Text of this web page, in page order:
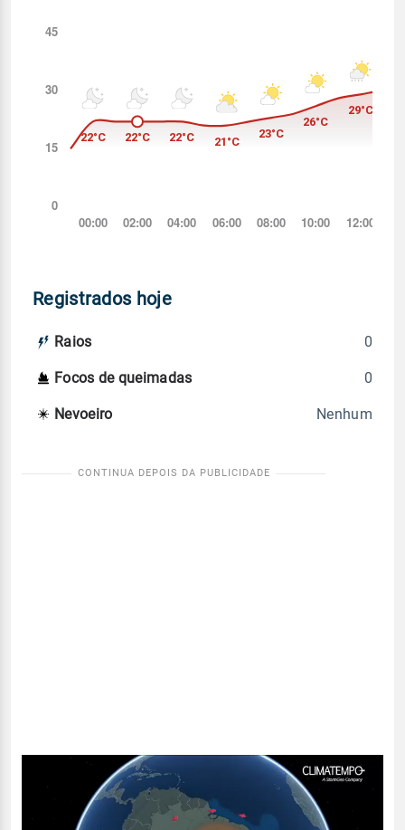
Registrados hoje
Raios 0
Focos de queimadas 0
Nevoeiro Nenhum